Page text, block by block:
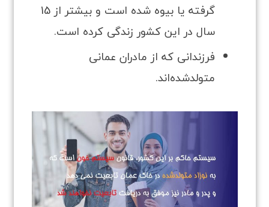
گرفته یا بیوه شده است و بیشتر از 15
سال در این کشور زندگی کرده است.
فرزندانی که از مادران عمانی
متولدشده‌اند.